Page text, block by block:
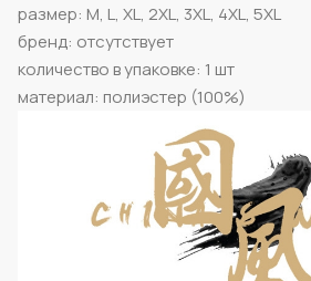
размер: M, L, XL, 2XL, 3XL, 4XL, 5XL
бренд: отсутствует
количество в упаковке: 1 шт
материал: полиэстер (100%)